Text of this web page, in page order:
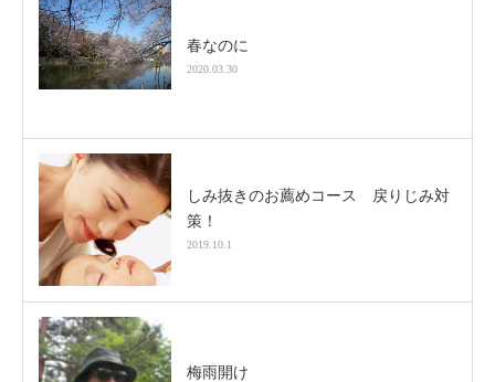
春なのに
2020.03.30
しみ抜きのお薦めコース 戻りじみ対
策！
2019.10.1
梅雨開け